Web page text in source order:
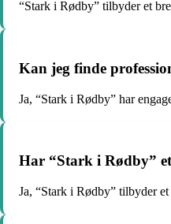
“Stark i Rødby” tilbyder et
Kan jeg finde
Ja, “Stark i Rødby” har
Har “Stark i Rødby”
Ja, “Stark i Rødby” tilbyder